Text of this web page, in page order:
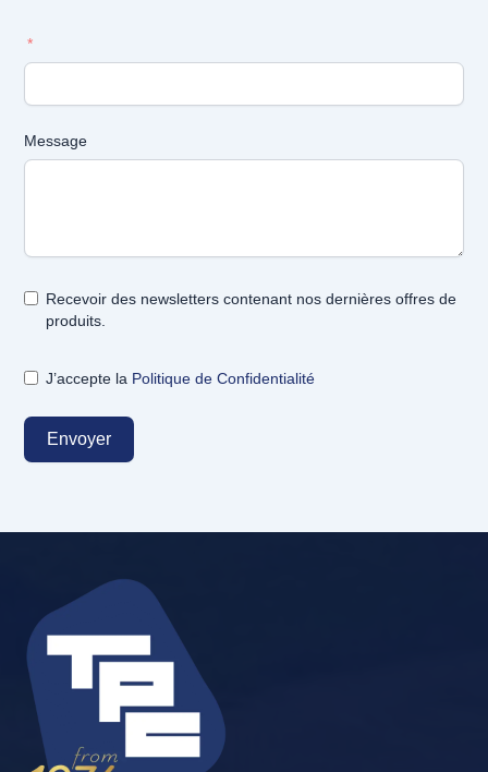
Message
Recevoir des newsletters contenant nos dernières offres de
produits.
J’accepte la Politique de Confidentialité
Envoyer